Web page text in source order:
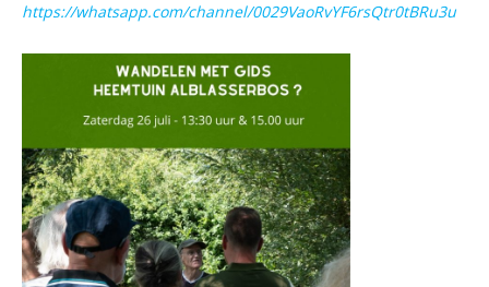
https://whatsapp.com/channel/0029VaoRvYF6rsQtr0tBRu3u